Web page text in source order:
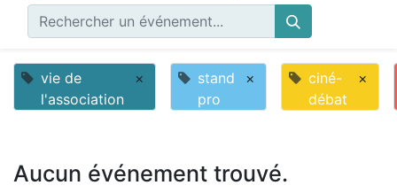
vie de
l'association
×
stand
pro
×
ciné-
débat
×
Aucun événement trouvé.